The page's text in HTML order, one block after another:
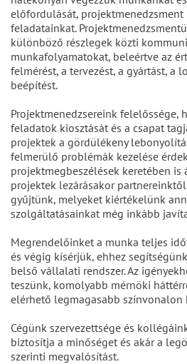
előfordulását,
feladatainkat.
különböző részlegek közti
munkafolyamatokat, beleértve az
felmérést, a tervezést, a gyártást, a
beépítést.
Projektmenedzsereink felelőssége,
feladatok kiosztását és a csapat
projektek a gördülékeny
felmerülő problémák kezelése
projektmegbeszélések keretében is
projektek lezárásakor
gyűjtünk, melyeket kiértékelünk
szolgáltatásainkat még inkább
Megrendelőinket a munka teljes
és végig kísérjük, ehhez
belső vállalati rendszer. Az
teszünk, komolyabb mérnöki
elérhető legmagasabb
Cégünk szervezettsége és
biztosítja a minőséget és akár a
szerinti megvalósítást.